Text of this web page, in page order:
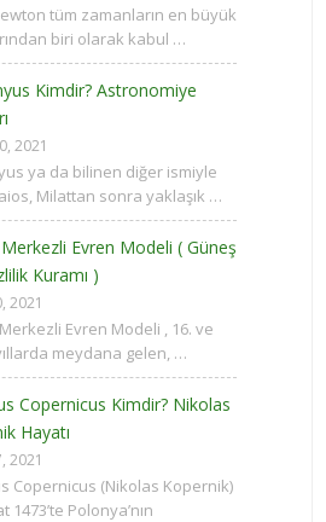
tüm zamanların en büyük
biri olarak kabul …
Kimdir? Astronomiye
2021
ya da bilinen diğer ismiyle
Milattan sonra yaklaşık …
Evren Modeli ( Güneş
Kuramı )
2021
Evren Modeli , 16. ve
meydana gelen, …
Copernicus Kimdir? Nikolas
Hayatı
2021
Copernicus (Nikolas Kopernik)
1473’te Polonya’nın